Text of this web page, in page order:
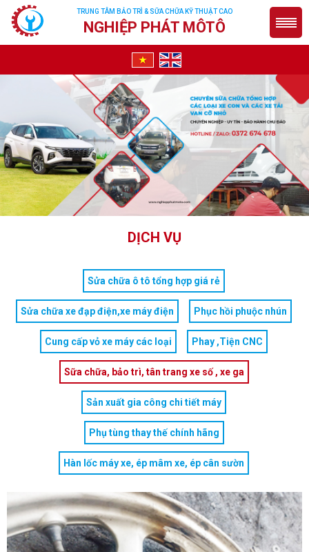
TRUNG TÂM BẢO TRÌ & SỮA CHỮA KỸ THUẬT CAO
NGHIỆP PHÁT MÔTÔ
DỊCH VỤ
Sửa chữa ô tô tổng hợp giá rẻ
Sửa chữa xe đạp điện,xe máy điện Phục hồi phuộc nhún
Cung cấp vỏ xe máy các loại Phay ,Tiện CNC
Sữa chữa, bảo trì, tân trang xe số , xe ga
Sản xuất gia công chi tiết máy
Phụ tùng thay thế chính hãng
Hàn lốc máy xe, ép mâm xe, ép cân sườn